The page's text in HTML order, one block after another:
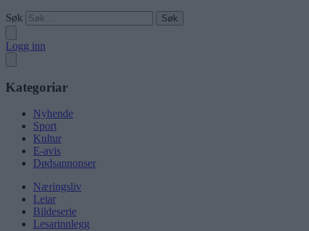
Søk
Logg inn
Kategoriar
Nyhende
Sport
Kultur
E-avis
Dødsannonser
Næringsliv
Leiar
Bildeserie
Lesarinnlegg